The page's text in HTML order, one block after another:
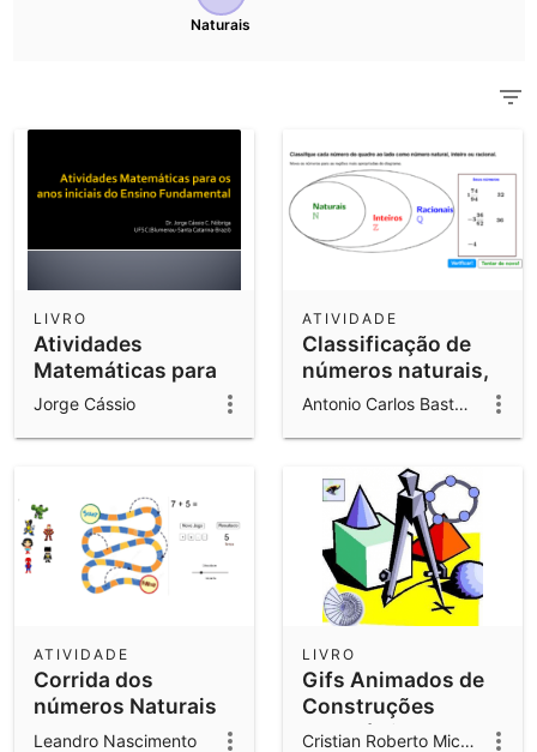
Calculadora Científica
Comece a usar os aplicativos GeoGebra
Naturais
Atividades
Matemáticas para
os anos iniciais do
Ens. Fund
LIVRO
Jorge Cássio
Classificação de
números naturais,
inteiros e racionais
ATIVIDADE
Antonio Carlos Bastos Sousa
Corrida dos
números Naturais
ATIVIDADE
Leandro Nascimento
Gifs Animados de
Construções
Geométricas
LIVRO
Cristian Roberto Miccerino de Almeida